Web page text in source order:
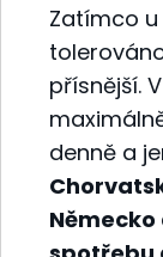
Zatímco
přísnější.
denně a